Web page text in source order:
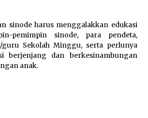
sinode harus menggalakkan edukasi
pemimpin sinode, para pendeta,
guru Sekolah Minggu, serta perlunya
berjenjang dan berkesinambungan
anak.